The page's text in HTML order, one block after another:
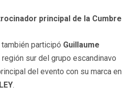
principal de la Cumbre
participó Guillaume
región sur del grupo escandinavo
del evento con su marca en
.